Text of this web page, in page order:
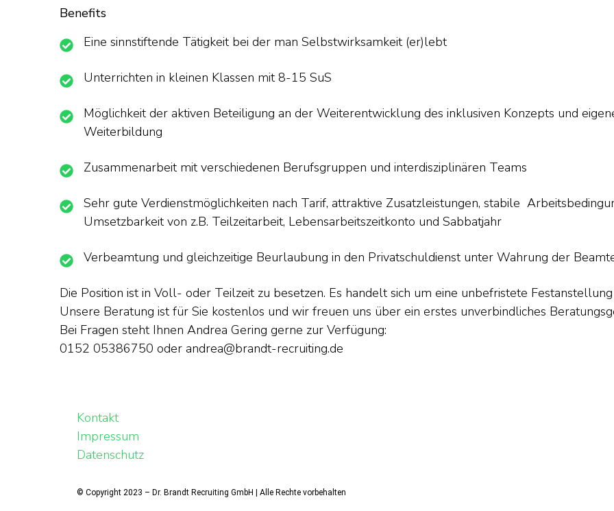
Benefits
Eine sinnstiftende Tätigkeit bei der man Selbstwirksamkeit (er)lebt
Unterrichten in kleinen Klassen mit 8-15 SuS
Möglichkeit der aktiven Beteiligung an der Weiterentwicklung des inklusiven Konzepts und
Weiterbildung
Zusammenarbeit mit verschiedenen Berufsgruppen und interdisziplinären Teams
Sehr gute Verdienstmöglichkeiten nach Tarif, attraktive Zusatzleistungen, stabile
Umsetzbarkeit von z.B. Teilzeitarbeit, Lebensarbeitszeitkonto und Sabbatjahr
Verbeamtung und gleichzeitige Beurlaubung in den Privatschuldienst unter Wahrung der
Die Position ist in Voll- oder Teilzeit zu besetzen. Es handelt sich um eine unbefristete
Unsere Beratung ist für Sie kostenlos und wir freuen uns über ein erstes unverbindliches
Bei Fragen steht Ihnen Andrea Gering gerne zur Verfügung:
0152 05386750 oder andrea@brandt-recruiting.de
Kontakt
Impressum
Datenschutz
© Copyright 2023 – Dr. Brandt Recruiting GmbH | Alle Rechte vorbehalten